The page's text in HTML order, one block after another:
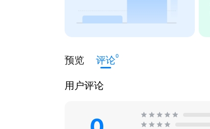
预览 评论0
用户评论